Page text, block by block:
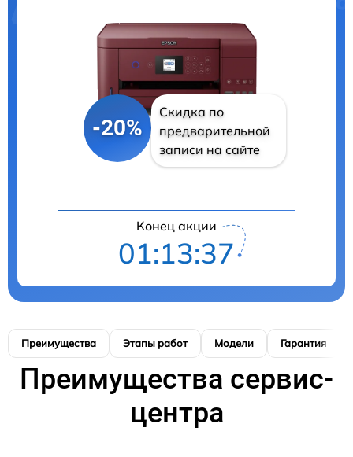
-20%
Скидка по
предварительной
записи на сайте
Конец акции
01:13:36
Преимущества Этапы работ Модели Гарантия
Преимущества сервис-
центра